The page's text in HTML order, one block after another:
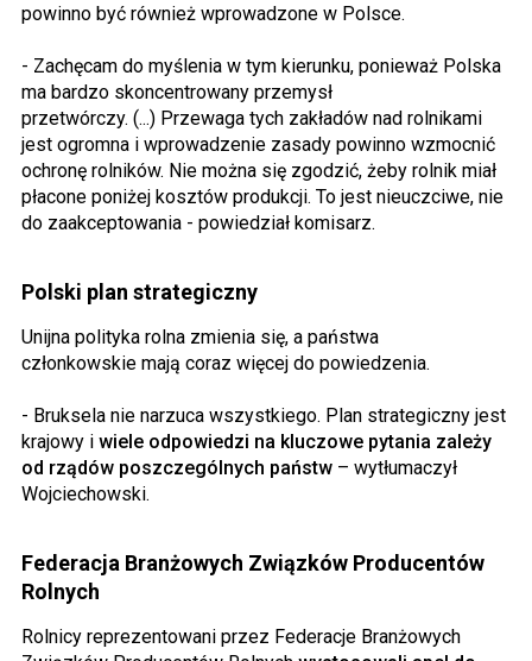
powinno być również wprowadzone w Polsce.
- Zachęcam do myślenia w tym kierunku, ponieważ Polska
ma bardzo skoncentrowany przemysł
przetwórczy. (...) Przewaga tych zakładów nad rolnikami
jest ogromna i wprowadzenie zasady powinno wzmocnić
ochronę rolników. Nie można się zgodzić, żeby rolnik miał
płacone poniżej kosztów produkcji. To jest nieuczciwe, nie
do zaakceptowania - powiedział komisarz.
Polski plan strategiczny
Unijna polityka rolna zmienia się, a państwa
członkowskie mają coraz więcej do powiedzenia.
- Bruksela nie narzuca wszystkiego. Plan strategiczny jest
krajowy i wiele odpowiedzi na kluczowe pytania zależy
od rządów poszczególnych państw – wytłumaczył
Wojciechowski.
Federacja Branżowych Związków Producentów
Rolnych
Rolnicy reprezentowani przez Federacje Branżowych